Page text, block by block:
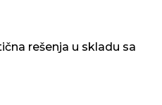
rešenja u skladu sa